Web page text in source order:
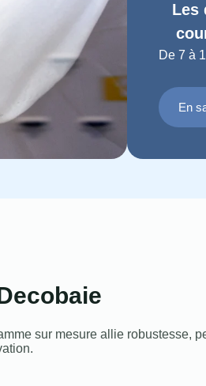
Les
De 7 à
En
sur mesure allie robustesse,